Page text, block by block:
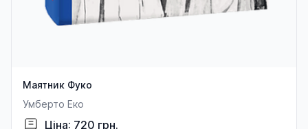
Маятник Фуко
Умберто Еко
Ціна: 720 грн.